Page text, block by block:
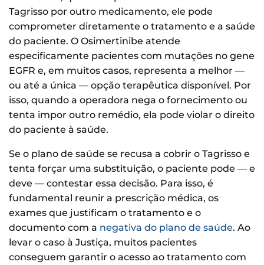
Tagrisso por outro medicamento, ele pode
comprometer diretamente o tratamento e a saúde
do paciente. O Osimertinibe atende
especificamente pacientes com mutações no gene
EGFR e, em muitos casos, representa a melhor —
ou até a única — opção terapêutica disponível. Por
isso, quando a operadora nega o fornecimento ou
tenta impor outro remédio, ela pode violar o direito
do paciente à saúde.
Se o plano de saúde se recusa a cobrir o Tagrisso e
tenta forçar uma substituição, o paciente pode — e
deve — contestar essa decisão. Para isso, é
fundamental reunir a prescrição médica, os
exames que justificam o tratamento e o
documento com a negativa do plano de saúde. Ao
levar o caso à Justiça, muitos pacientes
conseguem garantir o acesso ao tratamento com